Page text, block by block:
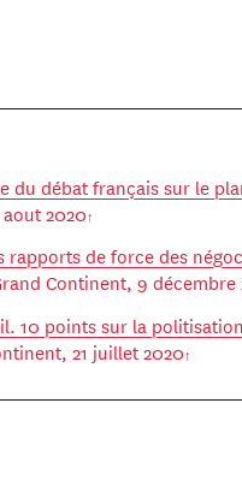
du débat français sur le
2020
rapports de force des
Continent, 9 décembre
10 points sur la
21 juillet 2020